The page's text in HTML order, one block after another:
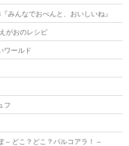
みんなでおべんと、おいしいね』
がおのレシピ
ワールド
フ
– どこ？どこ？パルコアラ！ –